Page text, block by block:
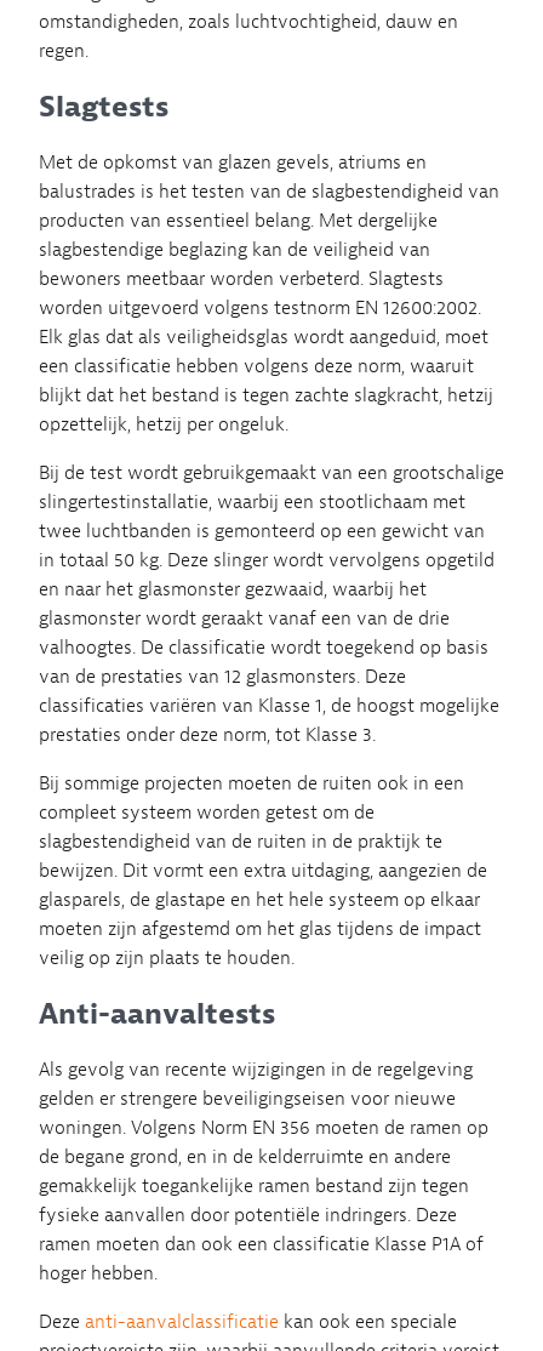
omstandigheden, zoals luchtvochtigheid, dauw en
regen.
Slagtests
Met de opkomst van glazen gevels, atriums en
balustrades is het testen van de slagbestendigheid van
producten van essentieel belang. Met dergelijke
slagbestendige beglazing kan de veiligheid van
bewoners meetbaar worden verbeterd. Slagtests
worden uitgevoerd volgens testnorm EN 12600:2002.
Elk glas dat als veiligheidsglas wordt aangeduid, moet
een classificatie hebben volgens deze norm, waaruit
blijkt dat het bestand is tegen zachte slagkracht, hetzij
opzettelijk, hetzij per ongeluk.
Bij de test wordt gebruikgemaakt van een grootschalige
slingertestinstallatie, waarbij een stootlichaam met
twee luchtbanden is gemonteerd op een gewicht van
in totaal 50 kg. Deze slinger wordt vervolgens opgetild
en naar het glasmonster gezwaaid, waarbij het
glasmonster wordt geraakt vanaf een van de drie
valhoogtes. De classificatie wordt toegekend op basis
van de prestaties van 12 glasmonsters. Deze
classificaties variëren van Klasse 1, de hoogst mogelijke
prestaties onder deze norm, tot Klasse 3.
Bij sommige projecten moeten de ruiten ook in een
compleet systeem worden getest om de
slagbestendigheid van de ruiten in de praktijk te
bewijzen. Dit vormt een extra uitdaging, aangezien de
glasparels, de glastape en het hele systeem op elkaar
moeten zijn afgestemd om het glas tijdens de impact
veilig op zijn plaats te houden.
Anti-aanvaltests
Als gevolg van recente wijzigingen in de regelgeving
gelden er strengere beveiligingseisen voor nieuwe
woningen. Volgens Norm EN 356 moeten de ramen op
de begane grond, en in de kelderruimte en andere
gemakkelijk toegankelijke ramen bestand zijn tegen
fysieke aanvallen door potentiële indringers. Deze
ramen moeten dan ook een classificatie Klasse P1A of
hoger hebben.
Deze anti-aanvalclassificatie kan ook een speciale